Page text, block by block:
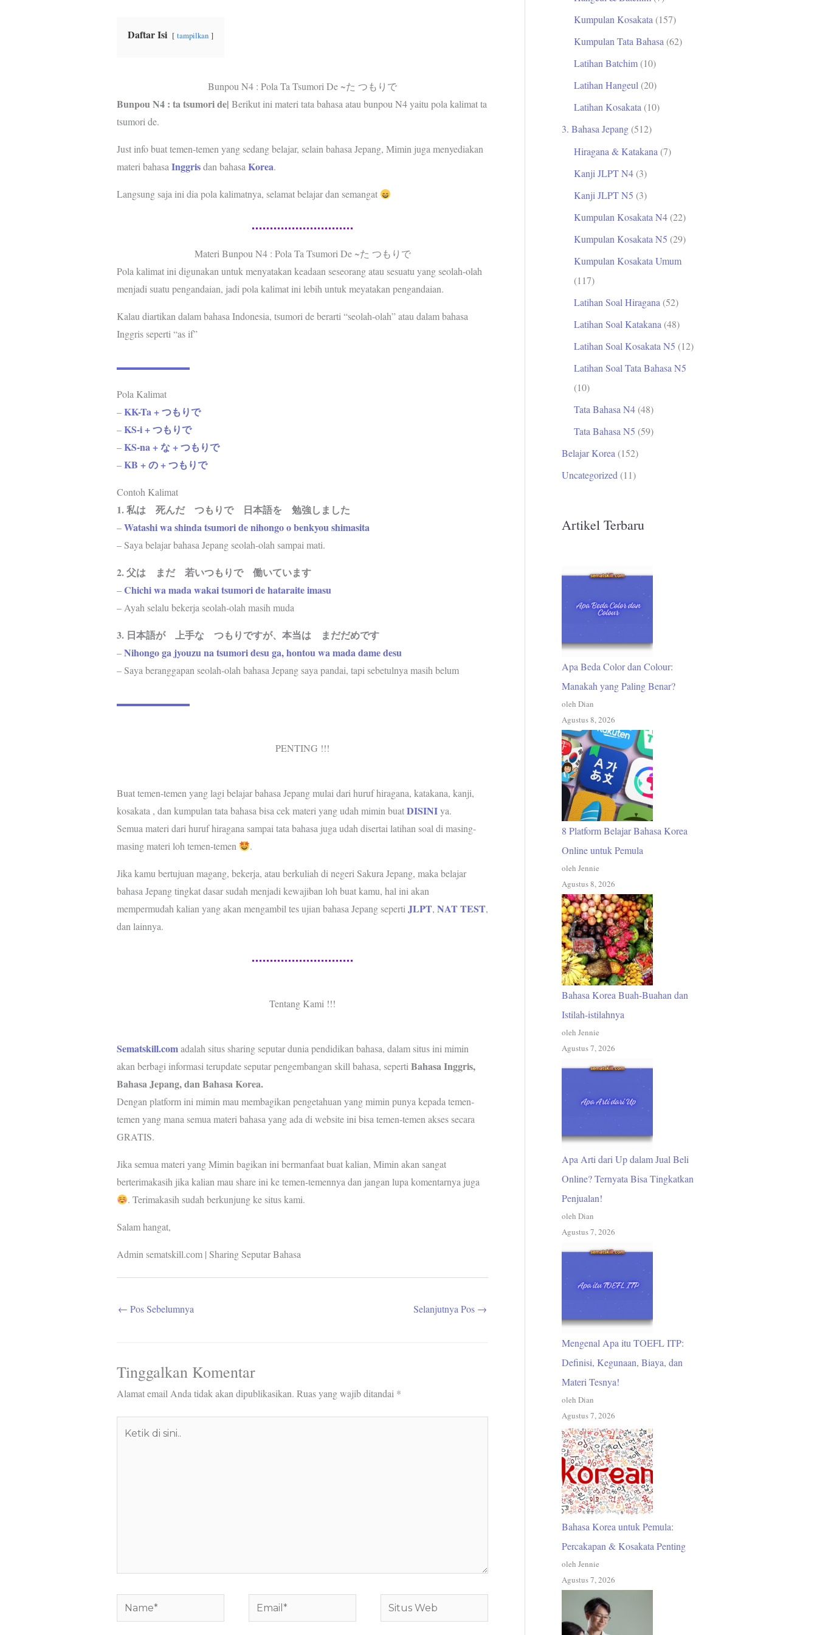
o
r
p
e
Daftar Isi tampilkan
Bunpou N4 : Pola Ta Tsumori De ~た つもりで
Bunpou N4 : ta tsumori de| Berikut ini materi tata bahasa atau bunpou N4 yaitu pola kalimat ta
tsumori de.
Just info buat temen-temen yang sedang belajar, selain bahasa Jepang, Mimin juga menyediakan
materi bahasaInggrisdan bahasaKorea.
Langsung saja ini dia pola kalimatnya, selamat belajar dan semangat
Materi Bunpou N4 : Pola Ta Tsumori De ~た つもりで
Pola kalimat ini digunakan untuk menyatakan keadaan seseorang atau sesuatu yang seolah-olah
menjadi suatu pengandaian, jadi pola kalimat ini lebih untuk meyatakan pengandaian.
Kalau diartikan dalam bahasa Indonesia, tsumori de berarti “seolah-olah” atau dalam bahasa
Inggris seperti “as if”
Pola Kalimat
–KK-Ta + つもりで
–KS-i + つもりで
–KS-na + な + つもりで
–KB + の + つもりで
Contoh Kalimat
1. 私は 死んだ つもりで 日本語を 勉強しました
–Watashi wa shinda tsumori de nihongo o benkyou shimasita
– Saya belajar bahasa Jepang seolah-olah sampai mati.
2. 父は まだ 若いつもりで 働いています
–Chichi wa mada wakai tsumori de hataraite imasu
– Ayah selalu bekerja seolah-olah masih muda
3. 日本語が 上手な つもりですが、本当は まだだめです
–Nihongo ga jyouzu na tsumori desu ga, hontou wa mada dame desu
– Saya beranggapan seolah-olah bahasa Jepang saya pandai, tapi sebetulnya masih belum
PENTING !!!
Buat temen-temen yang lagi belajar bahasa Jepang mulai dari huruf hiragana, katakana, kanji,
kosakata , dan kumpulan tata bahasa bisa cek materi yang udah mimin buatDISINIya.
Semua materi dari huruf hiragana sampai tata bahasa juga udah disertai latihan soal di masing-
masing materi loh temen-temen
.
Jika kamu bertujuan magang, bekerja, atau berkuliah di negeri Sakura Jepang, maka belajar
bahasa Jepang tingkat dasar sudah menjadi kewajiban loh buat kamu, hal ini akan
mempermudah kalian yang akan mengambil tes ujian bahasa Jepang sepertiJLPT, NAT TEST,
dan lainnya.
Tentang Kami !!!
Sematskill.comadalah situs sharing seputar dunia pendidikan bahasa, dalam situs ini mimin
akan berbagi informasi terupdate seputar pengembangan skill bahasa, sepertiBahasa Inggris,
Bahasa Jepang, dan Bahasa Korea.
Dengan platform ini mimin mau membagikan pengetahuan yang mimin punya kepada temen-
temen yang mana semua materi bahasa yang ada di website ini bisa temen-temen akses secara
GRATIS.
Jika semua materi yang Mimin bagikan ini bermanfaat buat kalian, Mimin akan sangat
berterimakasih jika kalian mau share ini ke temen-temennya dan jangan lupa komentarnya juga
. Terimakasih sudah berkunjung ke situs kami.
Salam hangat,
Admin sematskill.com | Sharing Seputar Bahasa
← Pos Sebelumnya Selanjutnya Pos →
Tinggalkan Komentar
Alamat email Anda tidak akan dipublikasikan. Ruas yang wajib ditandai *
Name* Email*
Situs
Web
Kumpulan Kosakata (157)
Kumpulan Tata Bahasa (62)
Latihan Batchim (10)
Latihan Hangeul (20)
Latihan Kosakata (10)
3. Bahasa Jepang (512)
Hiragana & Katakana (7)
Kanji JLPT N4 (3)
Kanji JLPT N5 (3)
Kumpulan Kosakata N4 (22)
Kumpulan Kosakata N5 (29)
Kumpulan Kosakata Umum
(117)
Latihan Soal Hiragana (52)
Latihan Soal Katakana (48)
Latihan Soal Kosakata N5 (12)
Latihan Soal Tata Bahasa N5
(10)
Tata Bahasa N4 (48)
Tata Bahasa N5 (59)
Belajar Korea (152)
Uncategorized (11)
Artikel Terbaru
Apa Beda Color dan Colour:
Manakah yang Paling Benar?
oleh Dian
Agustus 8, 2026
8 Platform Belajar Bahasa Korea
Online untuk Pemula
oleh Jennie
Agustus 8, 2026
Bahasa Korea Buah-Buahan dan
Istilah-istilahnya
oleh Jennie
Agustus 7, 2026
Apa Arti dari Up dalam Jual Beli
Online? Ternyata Bisa Tingkatkan
Penjualan!
oleh Dian
Agustus 7, 2026
Mengenal Apa itu TOEFL ITP:
Definisi, Kegunaan, Biaya, dan
Materi Tesnya!
oleh Dian
Agustus 7, 2026
Bahasa Korea untuk Pemula:
Percakapan & Kosakata Penting
oleh Jennie
Agustus 7, 2026